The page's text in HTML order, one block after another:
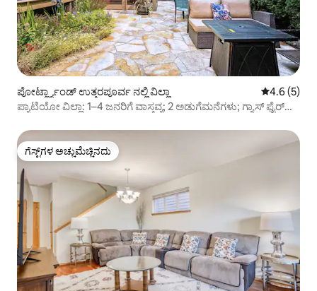
ಪೋರ್ಟ್ಲ್ಯಾಂಡ್ ಉತ್ತರಪೂರ್ವ ನಲ್ಲಿ ವಿಲ್ಲಾ 5 ರಲ್ಲಿ 4.6
4.6 (5)
ಪ್ಯಾಟಿಯೋ ವಿಲ್ಲಾ: 1–4 ಜನರಿಗೆ ವಾಸ್ತವ್ಯ; 2 ಅಡುಗೆಮನೆಗಳು; ಗ್ಯಾಸ್ ಫೈರ್
ಗೆಸ್ಟ್‌ಗಳ ಅಚ್ಚುಮೆಚ್ಚಿನದು
ಗೆಸ್ಟ್‌ಗಳ ಅಚ್ಚುಮೆಚ್ಚಿನದು